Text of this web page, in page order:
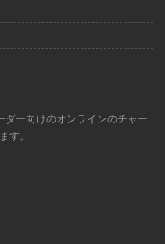
ダー向けのオンラインのチャー
す。